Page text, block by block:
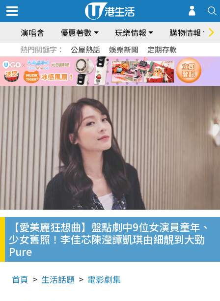
演唱會 優惠著數 玩樂情報 購物情報
熱門關鍵字： 公屋熱話 娛樂新聞 定期存款
【愛美麗狂想曲】盤點劇中9位女演員童年、
少女舊照！李佳芯陳瀅譚凱琪由細靚到大勁
Pure
首頁 生活話題 電影劇集